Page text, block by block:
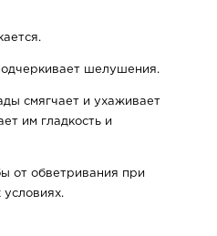
шелушения.
смягчает и ухаживает
им гладкость и
от обветривания при
условиях.